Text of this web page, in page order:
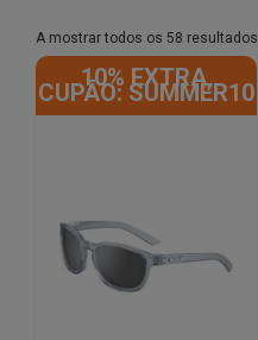
A mostrar todos os 58 resultados
10% EXTRA,
CUPÃO: SUMMER10